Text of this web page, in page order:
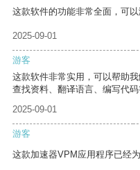
这款软件的功能非常全面，可以
2025-09-01
游客
这款软件非常实用，可以帮助
查找资料、翻译语言、编写代码
2025-09-01
游客
这款加速器VPM应用程序已经